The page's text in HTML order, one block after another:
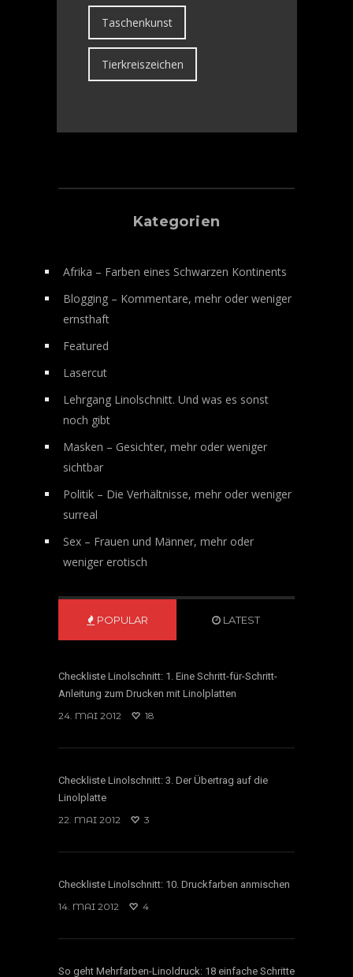
Taschenkunst
Tierkreiszeichen
Kategorien
Afrika – Farben eines Schwarzen Kontinents
Blogging – Kommentare, mehr oder weniger
ernsthaft
Featured
Lasercut
Lehrgang Linolschnitt. Und was es sonst
noch gibt
Masken – Gesichter, mehr oder weniger
sichtbar
Politik – Die Verhältnisse, mehr oder weniger
surreal
Sex – Frauen und Männer, mehr oder
weniger erotisch
POPULAR LATEST
Checkliste Linolschnitt: 1. Eine Schritt-für-Schritt-
Anleitung zum Drucken mit Linolplatten
24. MAI 2012
18
Checkliste Linolschnitt: 3. Der Übertrag auf die
Linolplatte
22. MAI 2012
3
Checkliste Linolschnitt: 10. Druckfarben anmischen
14. MAI 2012
4
So geht Mehrfarben-Linoldruck: 18 einfache Schritte